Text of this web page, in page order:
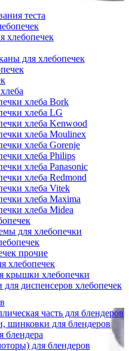
теста
хлебопечек
для хлебопечек
хлеба Bork
хлеба LG
хлеба Kenwood
хлеба Moulinex
хлеба Gorenje
хлеба Philips
хлеба Panasonic
хлеба Redmond
хлеба Vitek
хлеба Maxima
хлеба Midea
для хлебопечки
прочие
хлебопечек
крышки хлебопечки
диспенсеров хлебопечек
часть для блендеров
шинковки для блендеров
блендера
для блендеров